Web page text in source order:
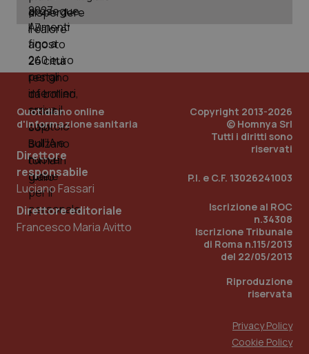
Quotidiano online
d'informazione sanitaria
Direttore
responsabile
Luciano Fassari
Direttore editoriale
Francesco Maria Avitto
Copyright 2013-2026
© Homnya Srl
Tutti i diritti sono
riservati
P.I. e C.F. 13026241003
Iscrizione al ROC
n.34308
Iscrizione Tribunale
di Roma n.115/2013
del 22/05/2013
Riproduzione
riservata
Privacy Policy
Cookie Policy
PHP.net
www.quotidianosanita.it